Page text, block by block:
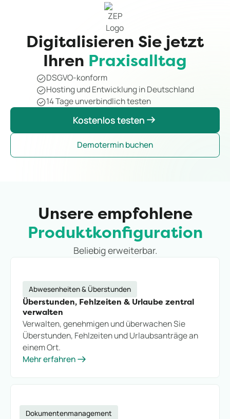
Digitalisieren Sie jetzt
Ihren Praxisalltag
DSGVO-konform
Hosting und Entwicklung in Deutschland
14 Tage unverbindlich testen
Kostenlos testen
Kostenlos testen
Demotermin buchen
Unsere empfohlene
Produktkonfiguration
Beliebig erweiterbar.
Abwesenheiten & Überstunden
Überstunden, Fehlzeiten & Urlaube zentral
verwalten
Verwalten, genehmigen und überwachen Sie
Überstunden, Fehlzeiten und Urlaubsanträge an
einem Ort.
Mehr erfahren
Dokumentenmanagement